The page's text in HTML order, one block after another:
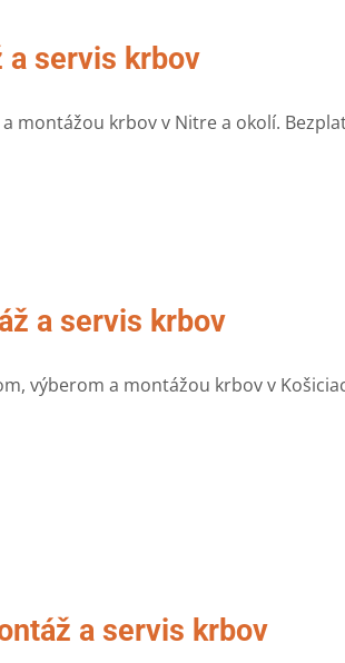
a servis krbov
montážou krbov v Nitre a okolí.
a servis krbov
výberom a montážou krbov v
a servis krbov